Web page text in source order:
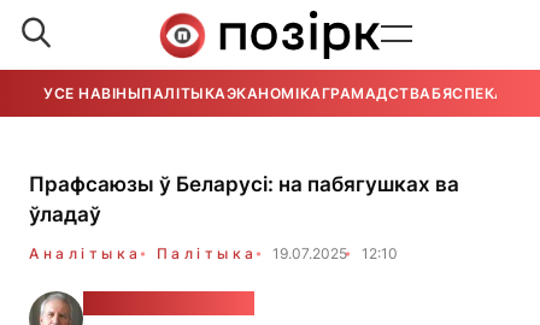
УСЕ НАВІНЫПАЛІТЫКАЭКАНОМІКАГРАМАДСТВАБЯСПЕКА
Прафсаюзы ў Беларусі: на пабягушках ва
ўладаў
Аналітыка Палітыка 19.07.2025 12:10